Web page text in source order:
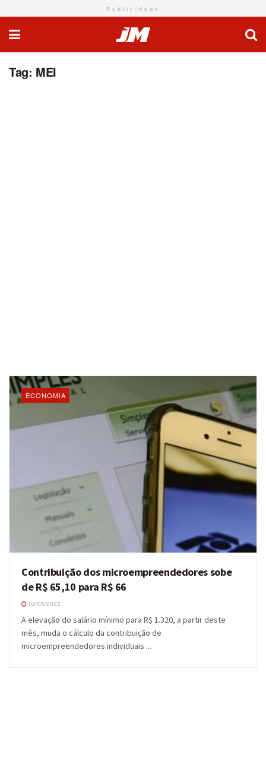
Publicidade
Tag: MEI
ECONOMIA
Contribuição dos microempreendedores sobe
de R$ 65,10 para R$ 66
02/05/2023
A elevação do salário mínimo para R$ 1.320, a partir deste
mês, muda o cálculo da contribuição de
microempreendedores individuais ...